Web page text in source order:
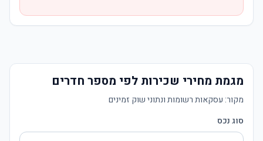
מגמת מחירי שכירות לפי מספר חדרים
מקור: עסקאות רשומות ונתוני שוק זמינים
סוג נכס